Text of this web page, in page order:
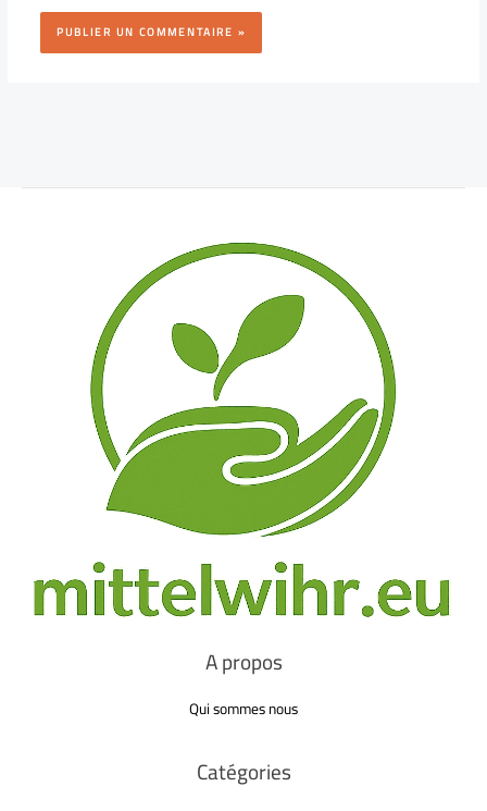
A propos
Qui sommes nous
Catégories